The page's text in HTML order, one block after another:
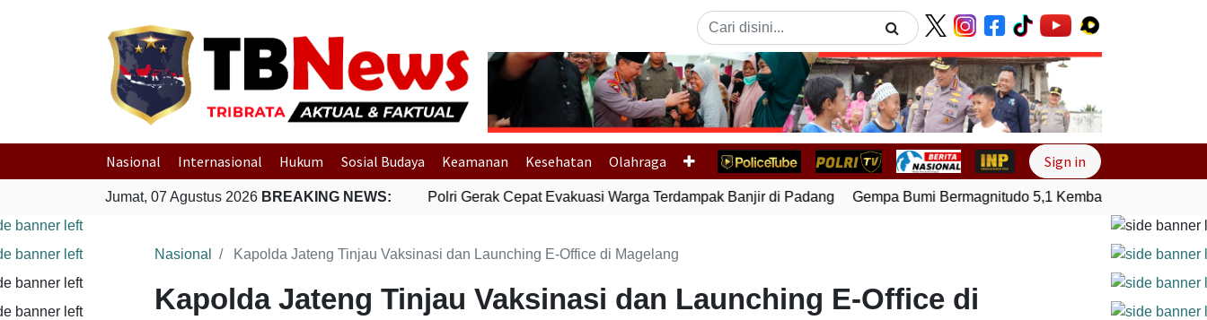
Previous Next
Nasional Internasional Hukum Sosial Budaya Keamanan Kesehatan Olahraga Sign in
Jumat, 07 Agustus 2026 BREAKING NEWS: Polri Gerak Cepat Evakuasi Warga Terdampak Banjir di Padang Gempa Bumi Bermagnitudo 5,1 Kembali Guncang
Nasional Kapolda Jateng Tinjau Vaksinasi dan Launching E-Office di Magelang
Kapolda Jateng Tinjau Vaksinasi dan Launching E-Office di